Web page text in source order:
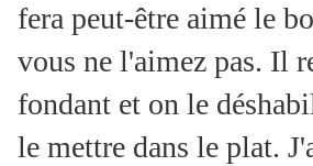
fera peut-être aimé le
vous ne l'aimez pas. Il
fondant et on le
le mettre dans le plat.